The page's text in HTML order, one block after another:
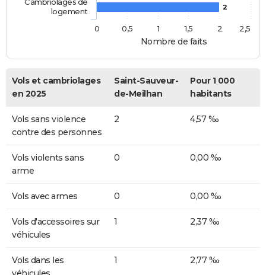
Nombre de faits
2
logement
0
0,5 1 1,5 2 2,5
Vols et cambriolages
en 2025
Saint-Sauveur-
de-Meilhan
Pour 1 000
habitants
Vols sans violence
contre des personnes
2 4,57 ‰
Vols violents sans
arme
0 0,00 ‰
Vols avec armes 0 0,00 ‰
Vols d'accessoires sur
véhicules
1 2,37 ‰
Vols dans les
1 2,77 ‰